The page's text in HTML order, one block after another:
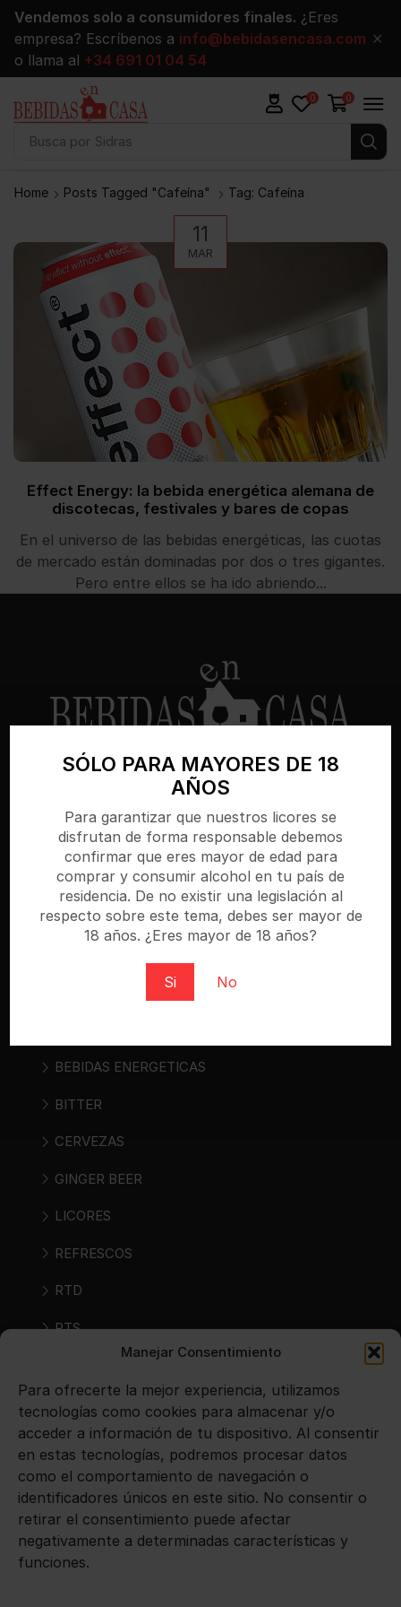
Manejar Consentimiento
Para ofrecerte la mejor experiencia, utilizamos
tecnologías como cookies para almacenar y/o
acceder a información de tu dispositivo. Al consentir
en estas tecnologías, podremos procesar datos
como el comportamiento de navegación o
identificadores únicos en este sitio. No consentir o
retirar el consentimiento puede afectar
negativamente a determinadas características y
funciones.
SÓLO PARA MAYORES DE 18
AÑOS
Para garantizar que nuestros licores se
disfrutan de forma responsable debemos
confirmar que eres mayor de edad para
comprar y consumir alcohol en tu país de
residencia. De no existir una legislación al
respecto sobre este tema, debes ser mayor de
18 años. ¿Eres mayor de 18 años?
Si No
Vendemos solo a consumidores finales. ¿Eres
empresa? Escríbenos a info@bebidasencasa.com
o llama al +34 691 01 04 54
✕
Busca por Sidras
0 0
Home Posts Tagged "cafeína" Tag: Cafeína
11
MAR
Effect Energy: la bebida energética alemana de
discotecas, festivales y bares de copas
En el universo de las bebidas energéticas, las cuotas
de mercado están dominadas por dos o tres gigantes.
Pero entre ellos se ha ido abriendo...
Bebidasencasa.com es una tienda online
vino, sidra, bebidas espirituosas y bebidas «ready
to drink». Regístrate y compra al mejor precio.
Categorías
BEBIDAS ENERGETICAS
BITTER
CERVEZAS
GINGER BEER
LICORES
REFRESCOS
RTD
RTS
VINOS
Avisos legales
Aviso legal
Política de privacidad